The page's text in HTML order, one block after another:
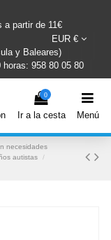
a partir de 11€
EUR €
y Baleares)
958 80 05 80
0
Ir a la cesta Menú
necesidades
autistas